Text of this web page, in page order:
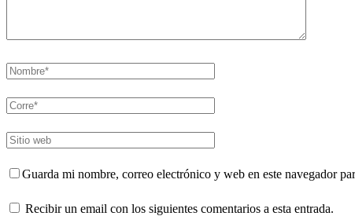
Guarda mi nombre, correo electrónico y web en este navegador
Recibir un email con los siguientes comentarios a esta entrada.